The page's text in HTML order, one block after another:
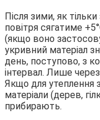
Після зими, як
повітря сягатиме
(якщо воно
укривний матеріал
день, поступово, з
інтервал. Лише
Якщо для утеплення
матеріали (дерев,
прибирають.